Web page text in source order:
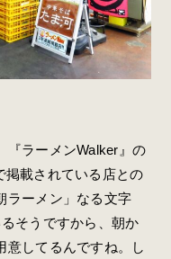
ラーメンWalker』の
掲載されている店との
ラーメン」なる文字
そうですから、朝か
意してるんですね。し